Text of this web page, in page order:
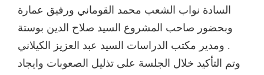
السادة نواب الشعب محمد القوماني ورفيق عمارة
وبحضور صاحب المشروع السيد صلاح الدين بوستة
ومدير مكتب الدراسات السيد عبد العزيز الكيلاني .
وتم التأكيد خلال الجلسة على تذليل الصعوبات وايجاد